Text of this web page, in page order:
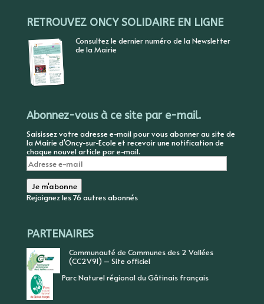
RETROUVEZ ONCY SOLIDAIRE EN LIGNE
Consultez le dernier numéro de la Newsletter
de la Mairie
Abonnez-vous à ce site par e-mail.
Saisissez votre adresse e-mail pour vous abonner au site de
la Mairie d'Oncy-sur-Ecole et recevoir une notification de
chaque nouvel article par e-mail.
Adresse
e-
mail
Je m'abonne
Rejoignez les 76 autres abonnés
PARTENAIRES
Communauté de Communes des 2 Vallées
(CC2V91) – Site officiel
Parc Naturel régional du Gâtinais français